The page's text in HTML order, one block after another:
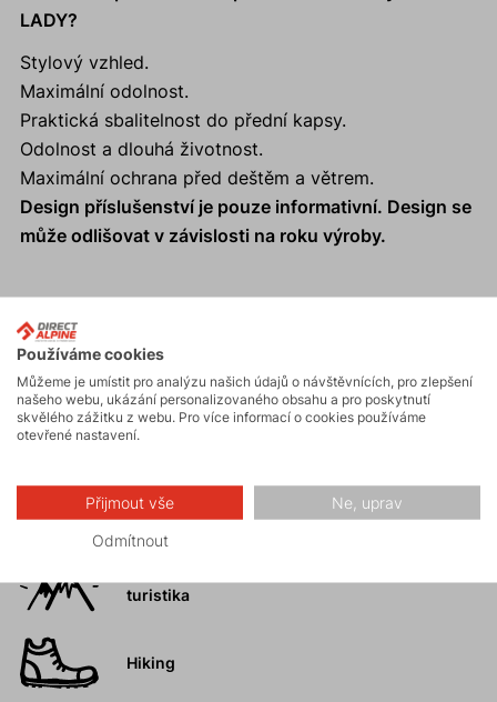
LADY?
Stylový vzhled.
Maximální odolnost.
Praktická sbalitelnost do přední kapsy.
Odolnost a dlouhá životnost.
Maximální ochrana před deštěm a větrem.
Design příslušenství je pouze informativní. Design se
může odlišovat v závislosti na roku výroby.
Aktivity
Horské expedice
Ledolezení
turistika
Hiking
Používáme cookies
Můžeme je umístit pro analýzu našich údajů o návštěvnících, pro zlepšení
našeho webu, ukázání personalizovaného obsahu a pro poskytnutí
skvělého zážitku z webu. Pro více informací o cookies používáme
otevřené nastavení.
Přijmout vše Ne, uprav
Odmítnout